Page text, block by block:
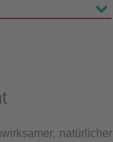
natürlicher